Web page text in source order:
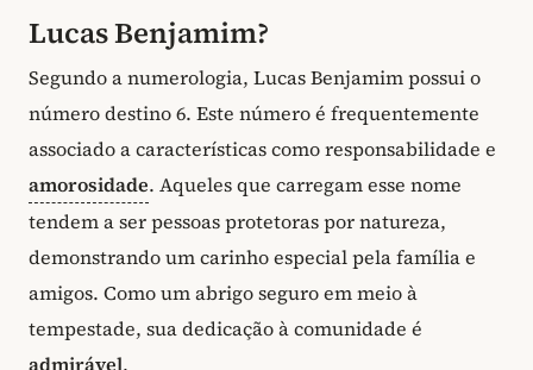
Lucas Benjamim?
Segundo a numerologia, Lucas Benjamim possui o
número destino 6. Este número é frequentemente
associado a características como responsabilidade e
amorosidade. Aqueles que carregam esse nome
tendem a ser pessoas protetoras por natureza,
demonstrando um carinho especial pela família e
amigos. Como um abrigo seguro em meio à
tempestade, sua dedicação à comunidade é
admirável.